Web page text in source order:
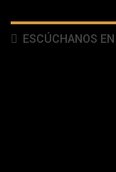
ESCÚCHANOS